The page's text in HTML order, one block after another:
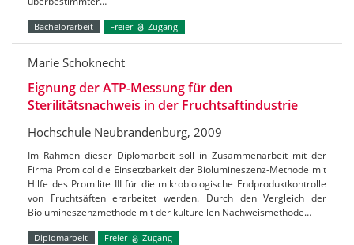
Bachelorarbeit Freier Zugang
Marie Schoknecht
Eignung der ATP-Messung für den
Sterilitätsnachweis in der Fruchtsaftindustrie
Hochschule Neubrandenburg, 2009
Im Rahmen dieser Diplomarbeit soll in Zusammenarbeit mit der
Firma Promicol die Einsetzbarkeit der Biolumineszenz-Methode mit
Hilfe des Promilite III für die mikrobiologische Endproduktkontrolle
von Fruchtsäften erarbeitet werden. Durch den Vergleich der
Biolumineszenzmethode mit der kulturellen Nachweismethode…
Diplomarbeit Freier Zugang